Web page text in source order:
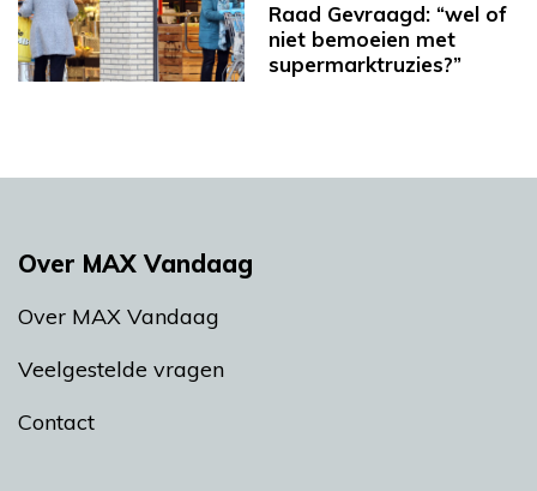
Raad Gevraagd: “wel of
niet bemoeien met
supermarktruzies?”
Over MAX Vandaag
Over MAX Vandaag
Veelgestelde vragen
Contact